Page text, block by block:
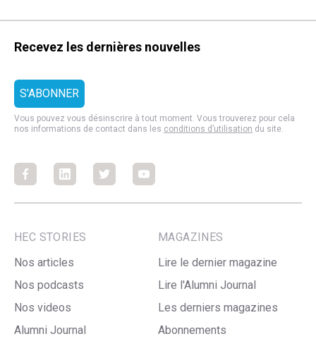
Recevez les dernières nouvelles
Vous pouvez vous désinscrire à tout moment. Vous trouverez pour cela
nos informations de contact dans les conditions d’utilisation du site.
FacebookFacebookFacebookFacebook
HEC STORIES
Nos articles
Nos podcasts
Nos videos
Alumni Journal
MAGAZINES
Lire le dernier magazine
Lire l'Alumni Journal
Les derniers magazines
Abonnements